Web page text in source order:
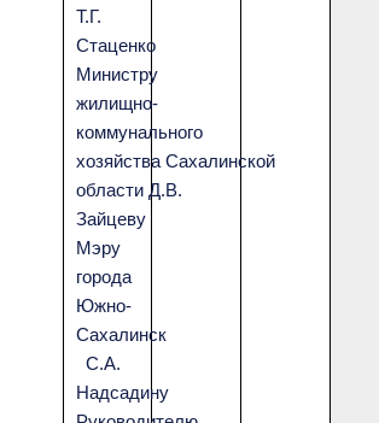
Т.Г.
Стаценко
Министру
жилищно-
коммунального
хозяйства Сахалинской
области Д.В.
Зайцеву
Мэру
города
Южно-
Сахалинск
С.А.
Надсадину